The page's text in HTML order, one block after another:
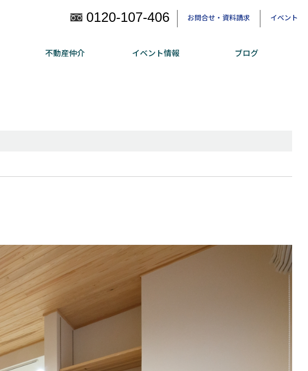
0120-107-406 お問合せ・資料請求 イベント
不動産仲介 イベント情報 ブログ